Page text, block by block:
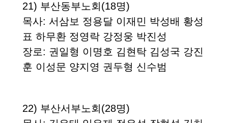
21) 부산동부노회 (18명)
목사: 서삼보 정용달 이재민 박성배 황성
표 하무환 정영락 강정웅 박진성
장로: 권일형 이명호 김현탁 김성국 강진
훈 이성문 양지영 권두형 신수범
22) 부산서부노회 (28명)